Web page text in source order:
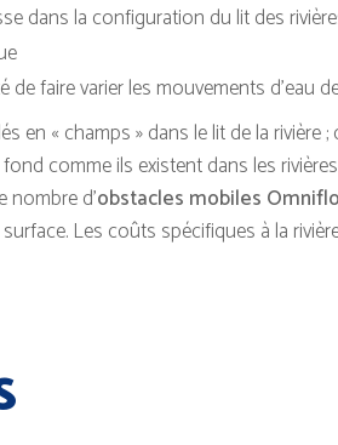
dans la configuration du lit des
de faire varier les mouvements d'eau
en « champs » dans le lit de la rivière
comme ils existent dans les
nombre d’obstacles mobiles
Les coûts spécifiques à la